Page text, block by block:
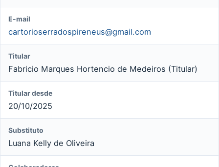
E-mail
cartorioserradospireneus@gmail.com
Titular
Fabricio Marques Hortencio de Medeiros (Titular)
Titular desde
20/10/2025
Substituto
Luana Kelly de Oliveira